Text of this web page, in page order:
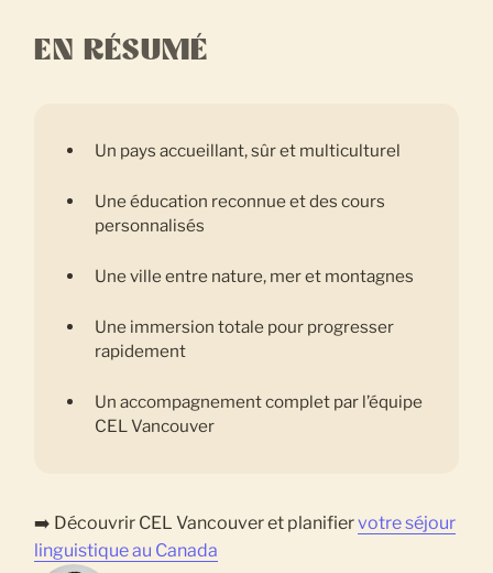
EN RÉSUMÉ
Un pays accueillant, sûr et multiculturel
Une éducation reconnue et des cours
personnalisés
Une ville entre nature, mer et montagnes
Une immersion totale pour progresser
rapidement
Un accompagnement complet par l’équipe
CEL Vancouver
➡️ Découvrir CEL Vancouver et planifiervotre séjour
linguistique au Canada